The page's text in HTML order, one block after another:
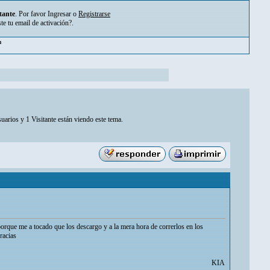
. Por favor Ingresar o Registrarse
tu email de activación?.
y 1 Visitante están viendo este tema.
me a tocado que los descargo y a la mera hora de correrlos en los
KIAM